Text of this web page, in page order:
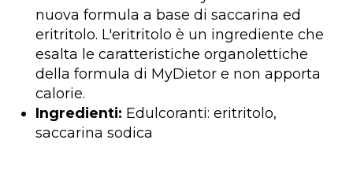
nuova formula a base di saccarina ed
eritritolo. L'eritritolo è un ingrediente che
esalta le caratteristiche organolettiche
della formula di MyDietor e non apporta
calorie.
Ingredienti: Edulcoranti: eritritolo,
saccarina sodica